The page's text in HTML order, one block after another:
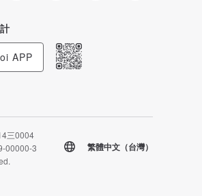
APP
三0004
00000-3
繁體中文（台灣）